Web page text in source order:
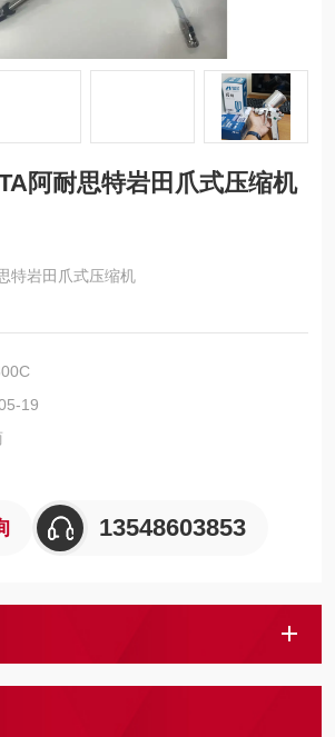
阿耐思特岩田爪式压缩机
特岩田爪式压缩机
型压缩机本体，在同类型无油空气压缩机中
转，同时采用负载・卸载及电机自动启停的
的卸载运转，节能效果明显。
19
13548603853